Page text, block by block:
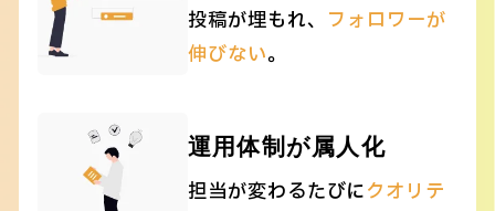
投稿が埋もれ、 フォロワーが
伸びない。
運用体制が属人化
担当が変わるたびにクオリテ